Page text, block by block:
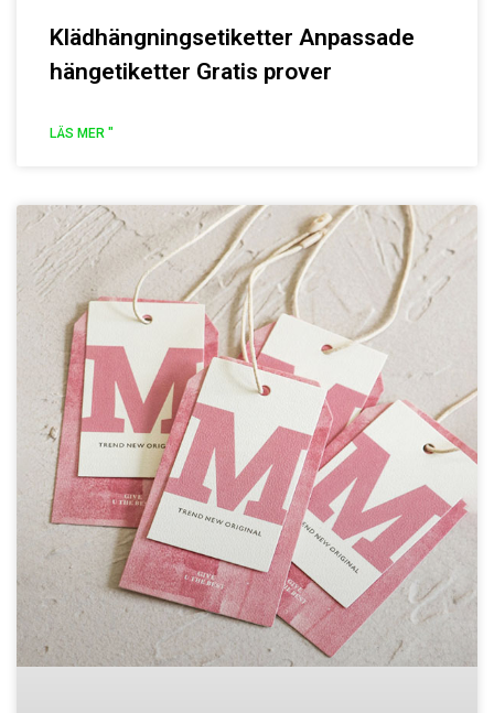
Klädhängningsetiketter Anpassade
hängetiketter Gratis prover
LÄS MER "